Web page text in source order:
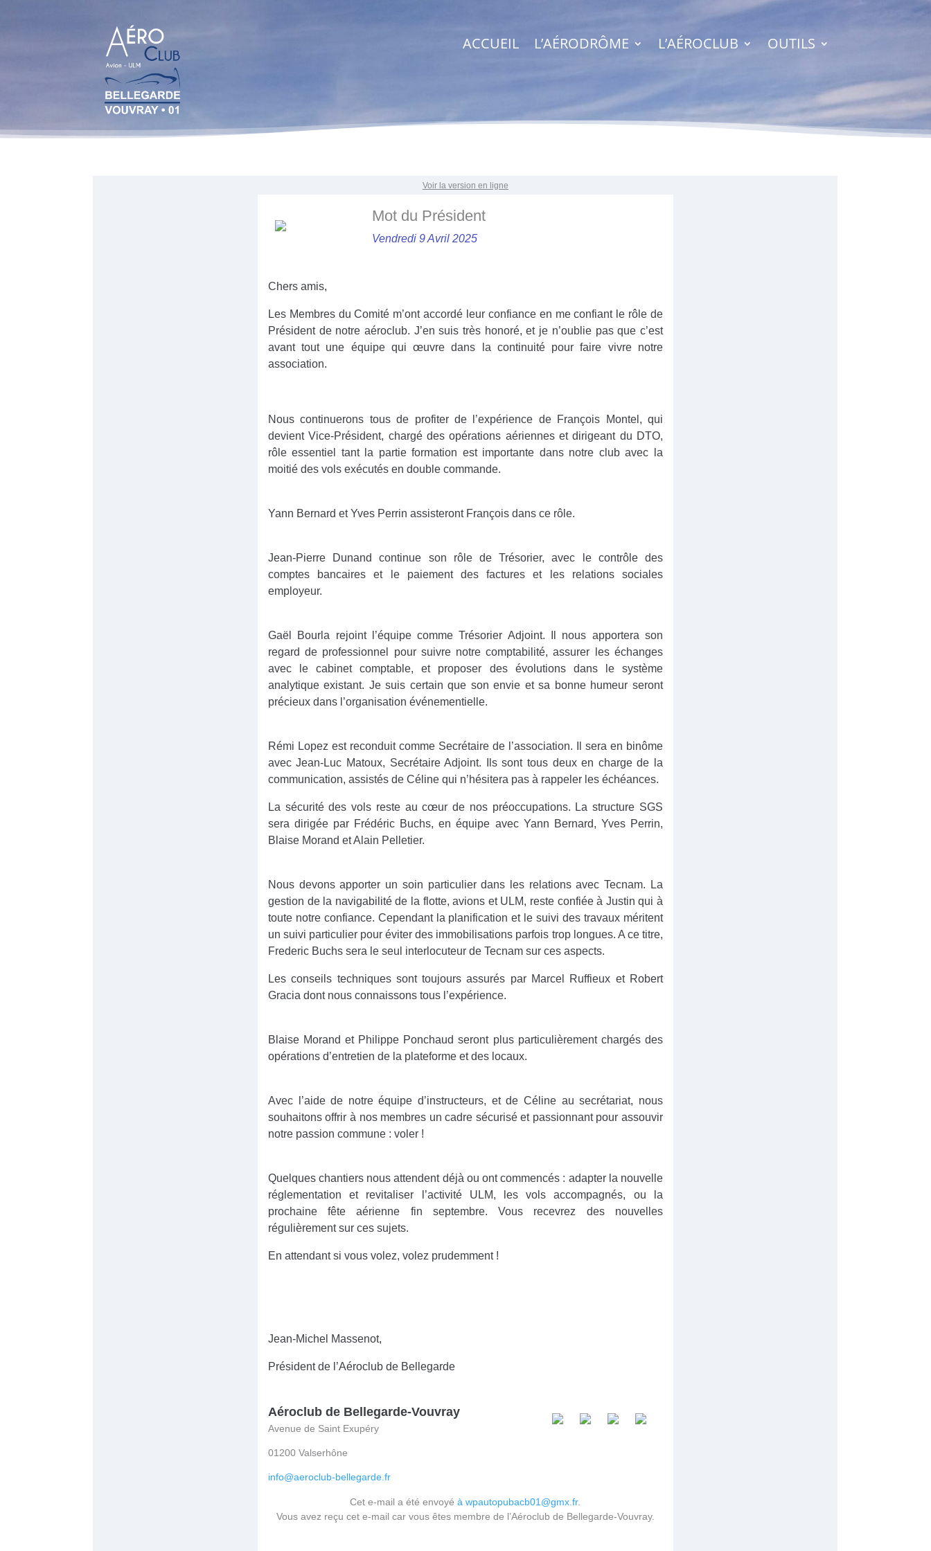
ACCUEIL L’AÉRODRÔME L’AÉROCLUB OUTILS
Voir la version en ligne
Mot du Président
Vendredi 9 Avril 2025
Chers amis,
Les Membres du Comité m’ont accordé leur confiance en me confiant le rôle de
Président de notre aéroclub. J’en suis très honoré, et je n’oublie pas que c’est
avant tout une équipe qui œuvre dans la continuité pour faire vivre notre
association.
Nous continuerons tous de profiter de l’expérience de François Montel, qui
devient Vice-Président, chargé des opérations aériennes et dirigeant du DTO,
rôle essentiel tant la partie formation est importante dans notre club avec la
moitié des vols exécutés en double commande.
Yann Bernard et Yves Perrin assisteront François dans ce rôle.
Jean-Pierre Dunand continue son rôle de Trésorier, avec le contrôle des
comptes bancaires et le paiement des factures et les relations sociales
employeur.
Gaël Bourla rejoint l’équipe comme Trésorier Adjoint. Il nous apportera son
regard de professionnel pour suivre notre comptabilité, assurer les échanges
avec le cabinet comptable, et proposer des évolutions dans le système
analytique existant. Je suis certain que son envie et sa bonne humeur seront
précieux dans l’organisation événementielle.
Rémi Lopez est reconduit comme Secrétaire de l’association. Il sera en binôme
avec Jean-Luc Matoux, Secrétaire Adjoint. Ils sont tous deux en charge de la
communication, assistés de Céline qui n’hésitera pas à rappeler les échéances.
La sécurité des vols reste au cœur de nos préoccupations. La structure SGS
sera dirigée par Frédéric Buchs, en équipe avec Yann Bernard, Yves Perrin,
Blaise Morand et Alain Pelletier.
Nous devons apporter un soin particulier dans les relations avec Tecnam. La
gestion de la navigabilité de la flotte, avions et ULM, reste confiée à Justin qui à
toute notre confiance. Cependant la planification et le suivi des travaux méritent
un suivi particulier pour éviter des immobilisations parfois trop longues. A ce titre,
Frederic Buchs sera le seul interlocuteur de Tecnam sur ces aspects.
Les conseils techniques sont toujours assurés par Marcel Ruffieux et Robert
Gracia dont nous connaissons tous l’expérience.
Blaise Morand et Philippe Ponchaud seront plus particulièrement chargés des
opérations d’entretien de la plateforme et des locaux.
Avec l’aide de notre équipe d’instructeurs, et de Céline au secrétariat, nous
souhaitons offrir à nos membres un cadre sécurisé et passionnant pour assouvir
notre passion commune : voler !
Quelques chantiers nous attendent déjà ou ont commencés : adapter la nouvelle
réglementation et revitaliser l’activité ULM, les vols accompagnés, ou la
prochaine fête aérienne fin septembre. Vous recevrez des nouvelles
régulièrement sur ces sujets.
En attendant si vous volez, volez prudemment !
Jean-Michel Massenot,
Président de l’Aéroclub de Bellegarde
Aéroclub de Bellegarde-Vouvray
Avenue de Saint Exupéry
01200 Valserhône
info@aeroclub-bellegarde.fr
Cet e-mail a été envoyéà wpautopubacb01@gmx.fr.
Vous avez reçu cet e-mail car vous êtes membre de l’Aéroclub de Bellegarde-Vouvray.